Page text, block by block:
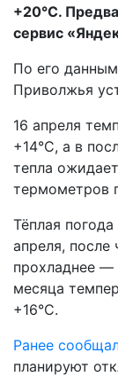
+20°С.
сервис
По его
Приволжья
16 апреля
+14°С, а в
тепла
термометров
Тёплая
апреля, после
прохладнее —
месяца
+16°С.
Ранее
планируют